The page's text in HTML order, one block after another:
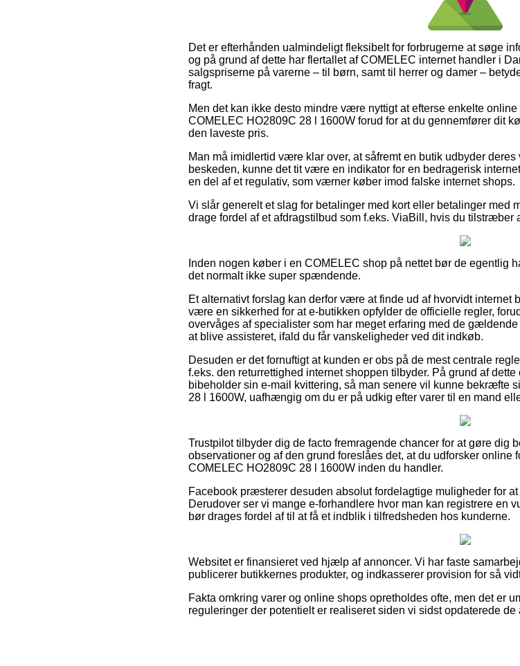
Det er efterhånden ualmindeligt fleksibelt for forbrugerne at søge
og på grund af dette har flertallet af COMELEC internet handler i
salgspriserne på varerne – til børn, samt til herrer og damer –
fragt.
Men det kan ikke desto mindre være nyttigt at efterse enkelte
COMELEC HO2809C 28 l 1600W forud for at du gennemfører dit
den laveste pris.
Man må imidlertid være klar over, at såfremt en butik udbyder
beskeden, kunne det tit være en indikator for en bedragerisk
en del af et regulativ, som værner køber imod falske internet shops.
Vi slår generelt et slag for betalinger med kort eller betalinger med
drage fordel af et afdragstilbud som f.eks. ViaBill, hvis du
Inden nogen køber i en COMELEC shop på nettet bør de egentlig
det normalt ikke super spændende.
Et alternativt forslag kan derfor være at finde ud af hvorvidt
være en sikkerhed for at e-butikken opfylder de officielle regler,
overvåges af specialister som har meget erfaring med de
at blive assisteret, ifald du får vanskeligheder ved dit indkøb.
Desuden er det fornuftigt at kunden er obs på de mest centrale
f.eks. den returrettighed internet shoppen tilbyder. På grund af
bibeholder sin e-mail kvittering, så man senere vil kunne bekræfte
28 l 1600W, uafhængig om du er på udkig efter varer til en mand
Trustpilot tilbyder dig de facto fremragende chancer for at gøre dig
observationer og af den grund foreslåes det, at du udforsker online
COMELEC HO2809C 28 l 1600W inden du handler.
Facebook præsterer desuden absolut fordelagtige muligheder for
Derudover ser vi mange e-forhandlere hvor man kan registrere en
bør drages fordel af til at få et indblik i tilfredsheden hos kunderne.
Websitet er finansieret ved hjælp af annoncer. Vi har faste
publicerer butikkernes produkter, og indkasserer provision for så
Fakta omkring varer og online shops opretholdes ofte, men det er
reguleringer der potentielt er realiseret siden vi sidst opdaterede de